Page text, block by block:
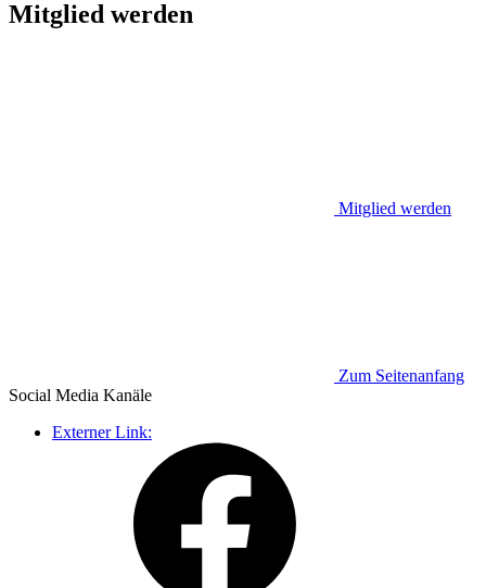
Mitglied werden
Mitglied werden
Zum Seitenanfang
Social Media Kanäle
Externer Link: